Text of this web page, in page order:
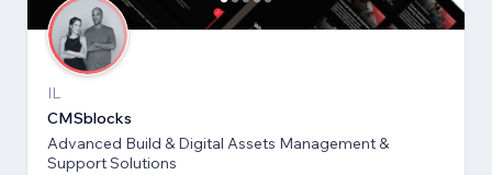
IL
CMSblocks
Advanced Build & Digital Assets Management &
Support Solutions